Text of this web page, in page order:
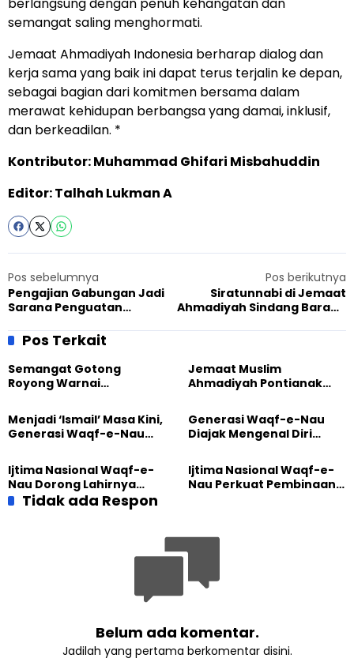
berlangsung dengan penuh kehangatan dan
semangat saling menghormati.
Jemaat Ahmadiyah Indonesia berharap dialog dan
kerja sama yang baik ini dapat terus terjalin ke depan,
sebagai bagian dari komitmen bersama dalam
merawat kehidupan berbangsa yang damai, inklusif,
dan berkeadilan. *
Kontributor: Muhammad Ghifari Misbahuddin
Editor: Talhah Lukman A
Pos sebelumnya
Pengajian Gabungan Jadi
Sarana Penguatan
Jemaat Ahmadiyah
Wanasigra
Pos berikutnya
Siratunnabi di Jemaat
Ahmadiyah Sindang Barang
Pos Terkait
Semangat Gotong
Royong Warnai
Masjid di Jemaat
Ahmadiyah Sukapura
Jemaat Muslim
Ahmadiyah Pontianak
Perkuat Kolaborasi Sosial
Menjadi ‘Ismail’ Masa Kini,
Generasi Waqf-e-Nau
Pengabdian
Generasi Waqf-e-Nau
Diajak Mengenal Diri
Dunia
Ijtima Nasional Waqf-e-
Nau Dorong Lahirnya
Generasi Pengkhidmat
Ijtima Nasional Waqf-e-
Nau Perkuat Pembinaan
Tidak ada Respon
Belum ada komentar.
Jadilah yang pertama berkomentar disini.